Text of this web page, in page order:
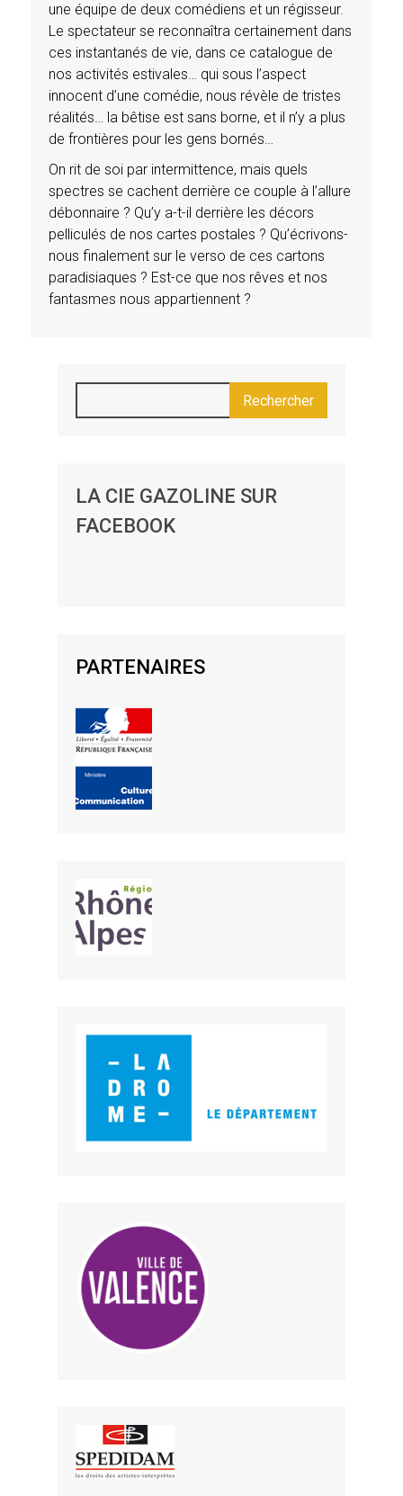
une équipe de deux comédiens et un régisseur.
Le spectateur se reconnaîtra certainement dans
ces instantanés de vie, dans ce catalogue de
nos activités estivales… qui sous l’aspect
innocent d’une comédie, nous révèle de tristes
réalités… la bêtise est sans borne, et il n’y a plus
de frontières pour les gens bornés…
On rit de soi par intermittence, mais quels
spectres se cachent derrière ce couple à l’allure
débonnaire ? Qu’y a-t-il derrière les décors
pelliculés de nos cartes postales ? Qu’écrivons-
nous finalement sur le verso de ces cartons
paradisiaques ? Est-ce que nos rêves et nos
fantasmes nous appartiennent ?
LA CIE GAZOLINE SUR
FACEBOOK
PARTENAIRES